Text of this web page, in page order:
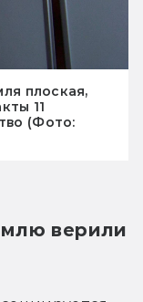
плоская,
11
(Фото:
верили